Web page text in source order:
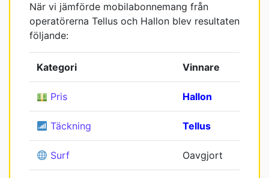
När vi jämförde mobilabonnemang från
operatörerna Tellus och Hallon blev resultaten
följande:
Kategori Vinnare
Pris Hallon
Täckning Tellus
Surf Oavgjort